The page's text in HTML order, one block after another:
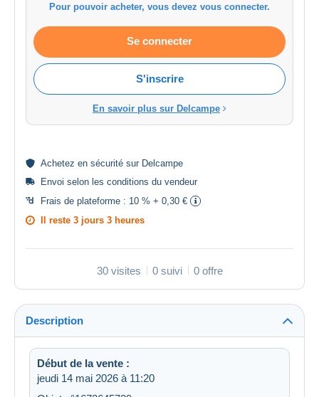
Pour pouvoir acheter, vous devez vous connecter.
Se connecter
S'inscrire
En savoir plus sur Delcampe
Achetez en sécurité sur Delcampe
Envoi selon les conditions du vendeur
Frais de plateforme : 10 % + 0,30 €
Il reste 3 jours 3 heures
30 visites 0 suivi 0 offre
Description
Début de la vente :
jeudi 14 mai 2026 à 11:20